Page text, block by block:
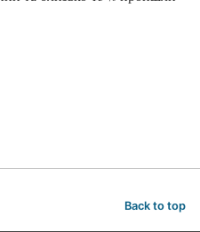
Back to top